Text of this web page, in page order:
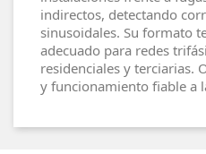
indirectos, detectando
sinusoidales. Su formato
adecuado para redes
residenciales y terciarias.
y funcionamiento fiable a